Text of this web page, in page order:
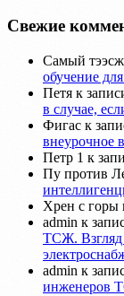
Свежие
Самый
обучение
Петя к
в случае,
Фигас к
внеурочное
Петр 1 к
Пу против
Хрен с горы
admin к
ТСЖ. Взгляд
admin к
инженеров